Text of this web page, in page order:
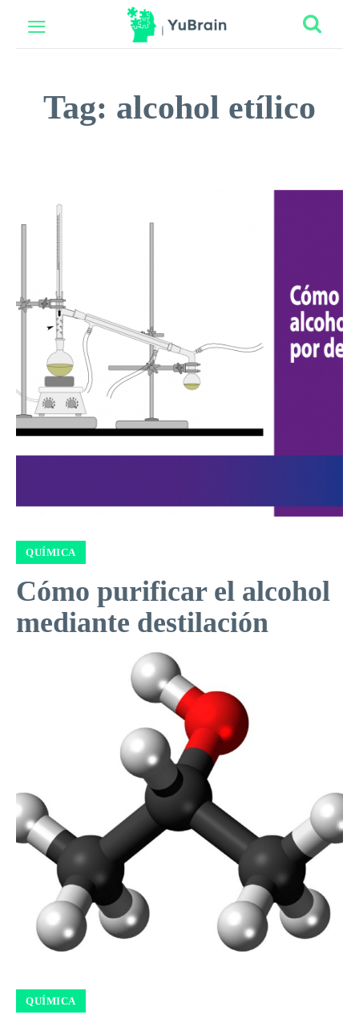
Tag: alcohol etílico
QUÍMICA
Cómo purificar el alcohol
mediante destilación
QUÍMICA